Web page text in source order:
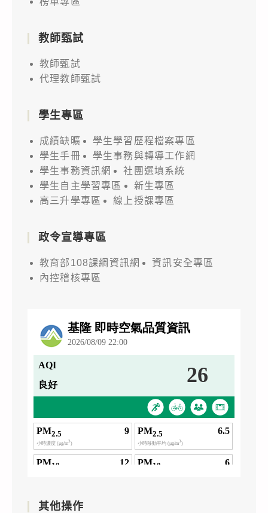
教師甄試
教師甄試
代理教師甄試
學生專區
成績缺曠
學生學習歷程檔案專區
學生手冊
學生事務與轉導工作網
學生事務資訊網
社團選填系統
學生自主學習專區
新生專區
高三升學專區
線上授課專區
政令宣導專區
教育部108課綱資訊網
資訊安全專區
內控稽核專區
其他操作